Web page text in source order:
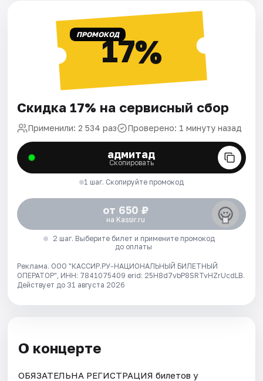
ПРОМОКОД17%
Скидка 17% на сервисный сбор
Применили: 2 534 раз Проверено: 1 минуту назад
адмитад
Скопировать
1 шаг. Скопируйте промокод
от 650 ₽
на Kassir.ru
2 шаг. Выберите билет и примените промокод
до оплаты
Реклама. ООО "КАССИР.РУ-НАЦИОНАЛЬНЫЙ БИЛЕТНЫЙ
ОПЕРАТОР", ИНН: 7841075409 erid: 25H8d7vbP8SRTvHZrUcdLB.
Действует до 31 августа 2026
О концерте
ОБЯЗАТЕЛЬНА РЕГИСТРАЦИЯ билетов у